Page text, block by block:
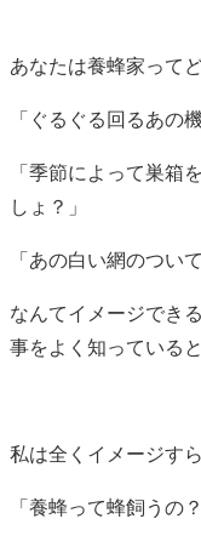
あなたは養蜂家って
「ぐるぐる回るあの
「季節によって巣箱
しょ？」
「あの白い網のつい
なんてイメージでき
事をよく知っている
私は全くイメージすら
「養蜂って蜂飼うの